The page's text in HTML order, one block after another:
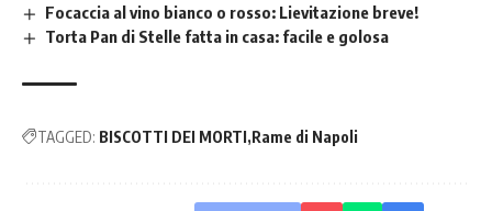
Focaccia al vino bianco o rosso: Lievitazione breve!
Torta Pan di Stelle fatta in casa: facile e golosa
TAGGED: BISCOTTI DEI MORTI Rame di Napoli